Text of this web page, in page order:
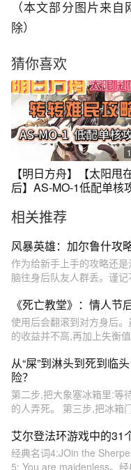
（本文部分图片来
除）
猜你喜欢
【明日方舟】【太阳甩
后】AS-MO-1低配单核
相关推荐
风暴英雄：加尔鲁什攻
作为给新手上手的攻略还
脑往身后队友人群丢。谨
《死亡教堂》：情人节
使用后会翻滚到对方身后
的收益并不高,再加上失衡
从“屎”到淋头到死到临
险？
第二步,把大象塞冰箱里:等
的人弄死。 第三步,把冰箱
艾尔登法环游戏中的31
经典名词4:JOin the
5: You are maidenless。